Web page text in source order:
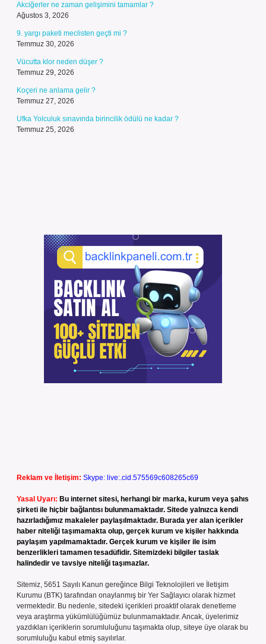
Akciğerler ne zaman gelişimini tamamlar ?
Ağustos 3, 2026
9. yargı paketi meclisten geçti mi ?
Temmuz 30, 2026
Vücutta klor neden düşer ?
Temmuz 29, 2026
Koçeri ne anlama gelir ?
Temmuz 27, 2026
Ufka Yolculuk sınavında birincilik ödülü ne kadar ?
Temmuz 25, 2026
Reklam ve İletişim: Skype: live:.cid.575569c608265c69
Yasal Uyarı: Bu internet sitesi, herhangi bir marka, kurum veya şahıs
şirketi ile hiçbir bağlantısı bulunmamaktadır. Sitede yalnızca kendi
hazırladığımız makaleler paylaşılmaktadır. Burada yer alan içerikler
haber niteliği taşımamakta olup, gerçek kurum ve kişiler hakkında
paylaşım yapılmamaktadır. Gerçek kurum ve kişiler ile isim
benzerlikleri tamamen tesadüfidir. Sitemizdeki bilgiler taslak
halindedir ve tavsiye niteliği taşımazlar.
Sitemiz, 5651 Sayılı Kanun gereğince Bilgi Teknolojileri ve İletişim
Kurumu (BTK) tarafından onaylanmış bir Yer Sağlayıcı olarak hizmet
vermektedir. Bu nedenle, sitedeki içerikleri proaktif olarak denetleme
veya araştırma yükümlülüğümüz bulunmamaktadır. Ancak, üyelerimiz
yazdıkları içeriklerin sorumluluğunu taşımakta olup, siteye üye olarak bu
sorumluluğu kabul etmiş sayılırlar.